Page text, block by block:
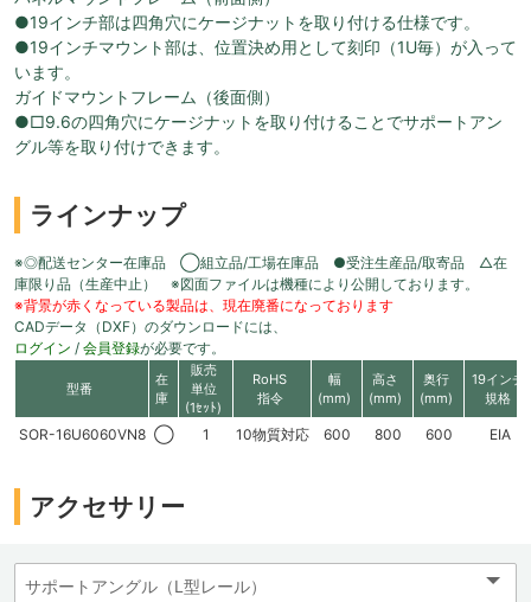
●19インチ部は四角穴にケージナットを取り付ける仕様です。
●19インチマウント部は、位置決め用として刻印（1U毎）が入って
います。
ガイドマウントフレーム（後面側）
●□9.6の四角穴にケージナットを取り付けることでサポートアン
グル等を取り付けできます。
ラインナップ
※◎配送センター在庫品 ◯組立品/工場在庫品 ●受注生産品/取寄品 △在
庫限り品（生産中止） ※図面ファイルは機種により公開しております。
※背景が赤くなっている製品は、現在廃番になっております
CADデータ（DXF）のダウンロードには、
ログイン / 会員登録が必要です。
型番
在
庫
販売
単位
(1ｾｯﾄ)
RoHS
指令
幅
(mm)
高さ
(mm)
奥行
(mm)
19インチ
規格
SOR-16U6060VN8 ◯ 1 10物質対応 600 800 600 EIA
アクセサリー